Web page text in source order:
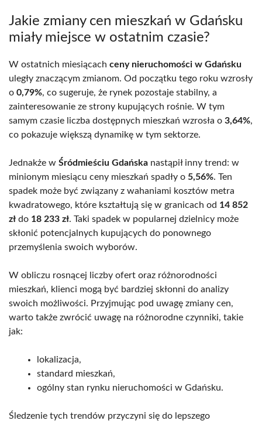
Jakie zmiany cen mieszkań w Gdańsku
miały miejsce w ostatnim czasie?
W ostatnich miesiącach ceny nieruchomości w Gdańsku
uległy znaczącym zmianom. Od początku tego roku wzrosły
o 0,79%, co sugeruje, że rynek pozostaje stabilny, a
zainteresowanie ze strony kupujących rośnie. W tym
samym czasie liczba dostępnych mieszkań wzrosła o 3,64%,
co pokazuje większą dynamikę w tym sektorze.
Jednakże w Śródmieściu Gdańska nastąpił inny trend: w
minionym miesiącu ceny mieszkań spadły o 5,56%. Ten
spadek może być związany z wahaniami kosztów metra
kwadratowego, które kształtują się w granicach od 14 852
zł do 18 233 zł. Taki spadek w popularnej dzielnicy może
skłonić potencjalnych kupujących do ponownego
przemyślenia swoich wyborów.
W obliczu rosnącej liczby ofert oraz różnorodności
mieszkań, klienci mogą być bardziej skłonni do analizy
swoich możliwości. Przyjmując pod uwagę zmiany cen,
warto także zwrócić uwagę na różnorodne czynniki, takie
jak:
lokalizacja,
standard mieszkań,
ogólny stan rynku nieruchomości w Gdańsku.
Śledzenie tych trendów przyczyni się do lepszego